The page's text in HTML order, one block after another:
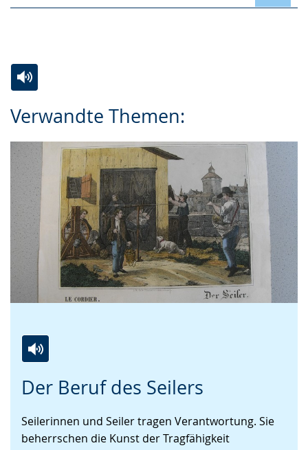
Verwandte Themen:
Leichten
Sprache
wechseln.
Audio-
Unterstützung.
Video
in
Deutscher
Gebärdensprache
wird
angezeigt.
Der Beruf des Seilers
Leichten
wechseln.
Audio-
Video
Deutscher
Gebärdensprache
Seilerinnen und Seiler tragen Verantwortung. Sie
beherrschen die Kunst der Tragfähigkeit